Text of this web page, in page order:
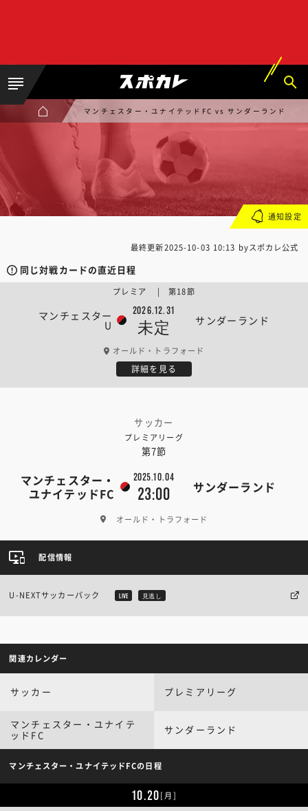
マンチェスター・ユナイテッドFC vs サンダーランド
最終更新2025-10-03 10:13 byスポカレ公式
同じ対戦カードの直近日程
マンチェスター
U
2026.12.31
未定 サンダーランド
プレミア | 第18節
オールド・トラフォード
詳細を見る
サッカー
プレミアリーグ
第7節
マンチェスター・
ユナイテッドFC
2025.10.04
23:00 サンダーランド
オールド・トラフォード
通知設定
配信情報
U-NEXTサッカーパック LIVE 見逃し
関連カレンダー
サッカー プレミアリーグ
マンチェスター・ユナイテ
ッドFC
サンダーランド
マンチェスター・ユナイテッドFCの日程
10.20[月]